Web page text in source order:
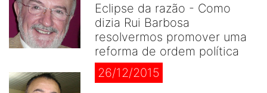
Eclipse da razão - Como
dizia Rui Barbosa
resolvermos promover uma
reforma de ordem política
26/12/2015